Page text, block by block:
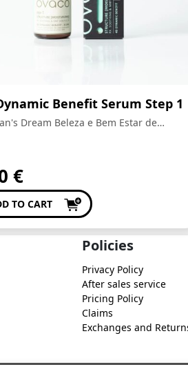
Benefit Serum Step 1
Dream Beleza e Bem Estar de
€
TO CART
Policies
Privacy Policy
After sales service
Pricing Policy
Claims
Exchanges and